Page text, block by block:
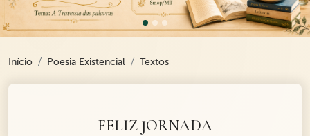
Início Poesia Existencial Textos
FELIZ JORNADA